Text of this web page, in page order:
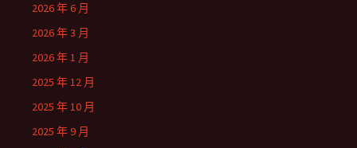
2026 年 6 月
2026 年 3 月
2026 年 1 月
2025 年 12 月
2025 年 10 月
2025 年 9 月